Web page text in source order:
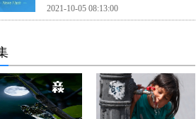
2021-10-05 08:13:00